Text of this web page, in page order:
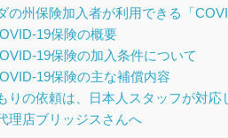
の州保険加入者が利用できる「
19保険の概要
19保険の加入条件について
19保険の主な補償内容
りの依頼は、日本人スタッフが対応
理店ブリッジスさんへ